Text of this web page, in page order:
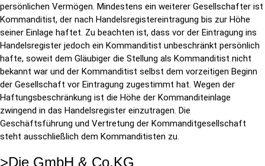
persönlichen Vermögen. Mindestens ein weiterer Gesellschafter ist
Kommanditist, der nach Handelsregistereintragung bis zur Höhe
seiner Einlage haftet. Zu beachten ist, dass vor der Eintragung ins
Handelsregister jedoch ein Kommanditist unbeschränkt persönlich
hafte, soweit dem Gläubiger die Stellung als Kommanditist nicht
bekannt war und der Kommanditist selbst dem vorzeitigen Beginn
der Gesellschaft vor Eintragung zugestimmt hat. Wegen der
Haftungsbeschränkung ist die Höhe der Kommanditeinlage
zwingend in das Handelsregister einzutragen. Die
Geschäftsführung und Vertretung der Kommanditgesellschaft
steht ausschließlich dem Kommanditisten zu.
>Die GmbH & Co.KG